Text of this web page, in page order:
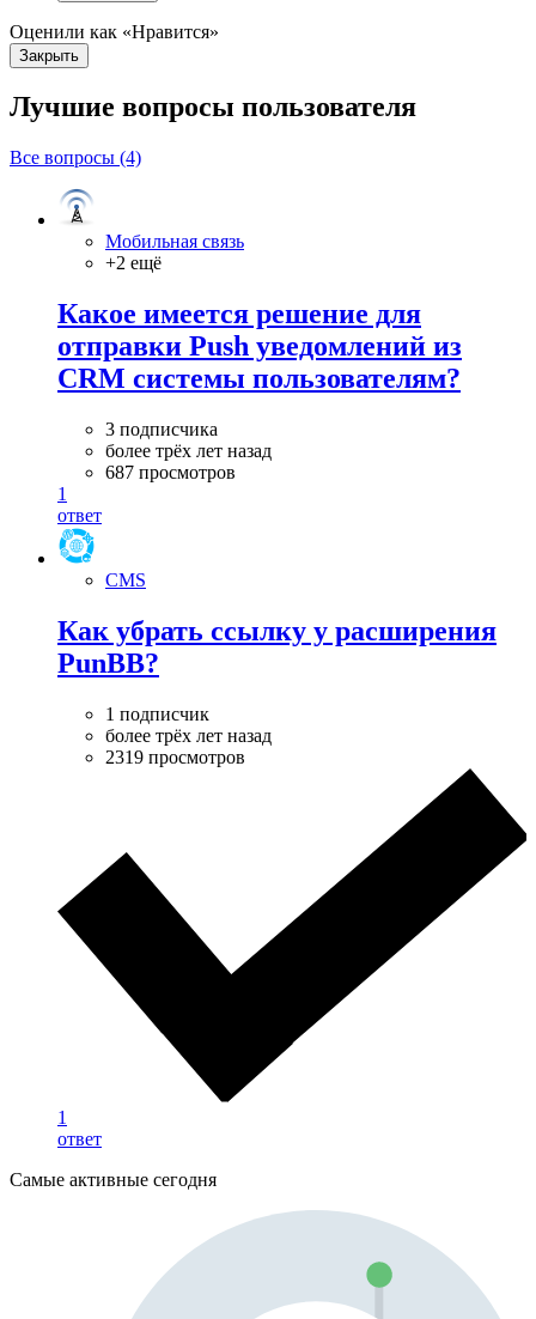
Оценили как «Нравится»
Закрыть
Лучшие вопросы пользователя
Все вопросы (4)
Мобильная связь
+2 ещё
Какое имеется решение для
отправки Push уведомлений из
CRM системы пользователям?
3 подписчика
более трёх лет назад
687 просмотров
1
ответ
CMS
Как убрать ссылку у расширения
PunBB?
1 подписчик
более трёх лет назад
2319 просмотров
1
ответ
Самые активные сегодня